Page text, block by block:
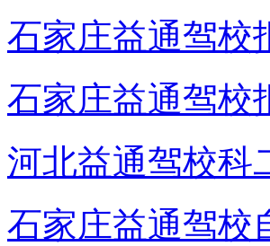
石家庄益通驾校
石家庄益通驾校
河北益通驾校科
石家庄益通驾校